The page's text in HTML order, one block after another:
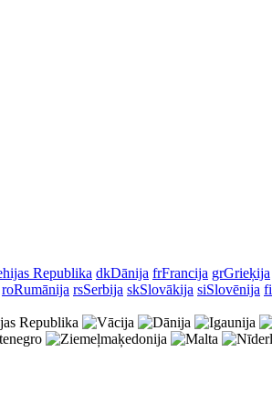
Republika dkDānija frFrancija grGrieķija
roRumānija rsSerbija skSlovākija siSlovēnija fi